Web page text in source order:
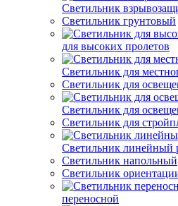
Светильник
Светильник грунтовый
для высоких пролетов
Светильник для
Светильник для
Светильник для
Светильник для
Светильник линейный
Светильник напольный
Светильник
переносной